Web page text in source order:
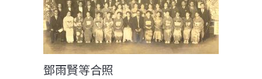
鄧雨賢等合照